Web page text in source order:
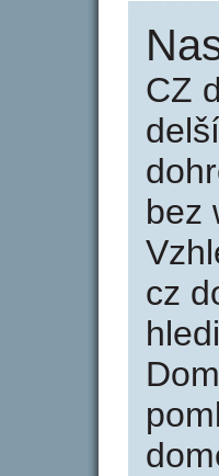
CZ
bez
cz